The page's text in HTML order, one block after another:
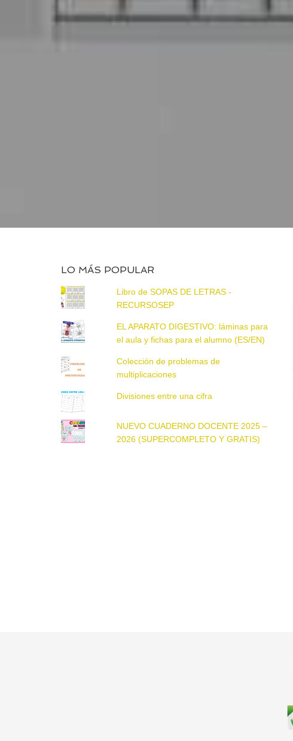
LO MÁS POPULAR
Libro de SOPAS DE LETRAS -
RECURSOSEP
EL APARATO DIGESTIVO: láminas para
el aula y fichas para el alumno (ES/EN)
Colección de problemas de
multiplicaciones
Divisiones entre una cifra
NUEVO CUADERNO DOCENTE 2025 –
2026 (SUPERCOMPLETO Y GRATIS)